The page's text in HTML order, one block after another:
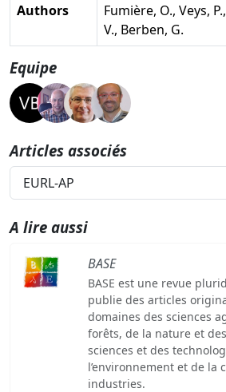
Authors
Fumière, O., Veys,
V., Berben, G.
Equipe
Articles associés
EURL-AP
A lire aussi
BASE
BASE est une revue
publie des articles
domaines des sciences
forêts, de la nature et
sciences et des
l’environnement et de la
industries.